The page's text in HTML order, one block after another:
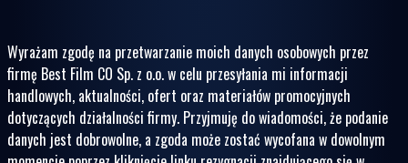
Wyrażam zgodę na przetwarzanie moich danych osobowych przez
firmę Best Film CO Sp. z o.o. w celu przesyłania mi informacji
handlowych, aktualności, ofert oraz materiałów promocyjnych
dotyczących działalności firmy. Przyjmuję do wiadomości, że podanie
danych jest dobrowolne, a zgoda może zostać wycofana w dowolnym